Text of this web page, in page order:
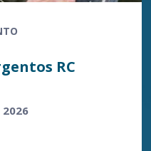
RC
2026